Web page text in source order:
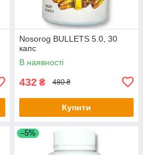
Nosorog BULLETS 5.0, 30
капс
В наявності
432 ₴ 480 ₴
Купити
–5%